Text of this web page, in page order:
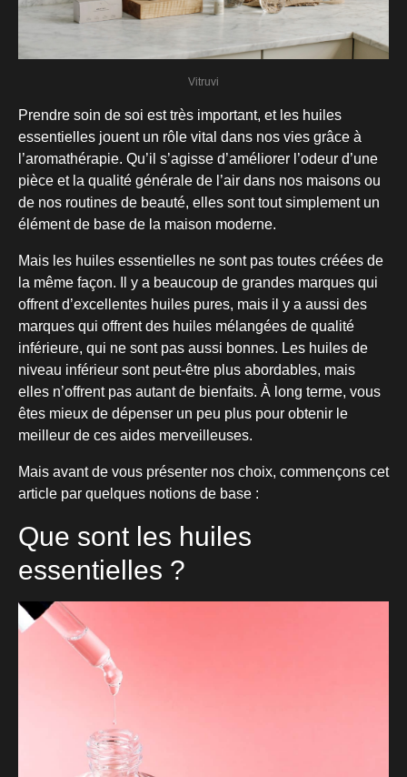
Vitruvi
Prendre soin de soi est très important, et les huiles
essentielles jouent un rôle vital dans nos vies grâce à
l’aromathérapie. Qu’il s’agisse d’améliorer l’odeur d’une
pièce et la qualité générale de l’air dans nos maisons ou
de nos routines de beauté, elles sont tout simplement un
élément de base de la maison moderne.
Mais les huiles essentielles ne sont pas toutes créées de
la même façon. Il y a beaucoup de grandes marques qui
offrent d’excellentes huiles pures, mais il y a aussi des
marques qui offrent des huiles mélangées de qualité
inférieure, qui ne sont pas aussi bonnes. Les huiles de
niveau inférieur sont peut-être plus abordables, mais
elles n’offrent pas autant de bienfaits. À long terme, vous
êtes mieux de dépenser un peu plus pour obtenir le
meilleur de ces aides merveilleuses.
Mais avant de vous présenter nos choix, commençons cet
article par quelques notions de base :
Que sont les huiles
essentielles ?